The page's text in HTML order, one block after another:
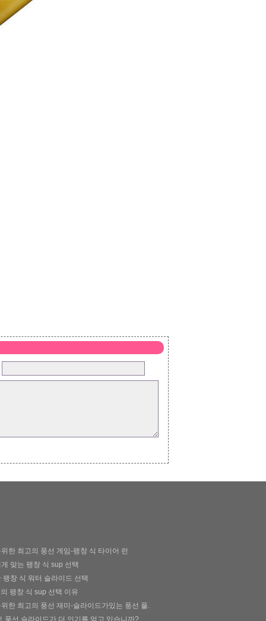
한 최고의 풍선 게임-팽창 식 타이어 런
맞는 팽창 식 sup 선택
팽창 식 워터 슬라이드 선택
팽창 식 sup 선택 이유
한 최고의 풍선 재미-슬라이드가있는 풍선 풀.
풍선 슬라이드가 더 인기를 얻고 있습니까?